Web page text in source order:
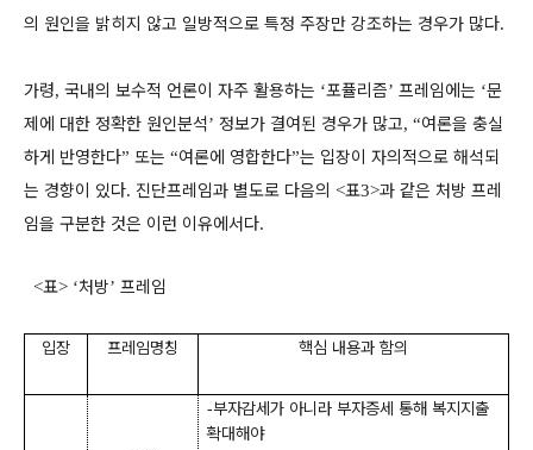
의 원인을 밝히지 않고 일방적으로 특정 주장만 강조하는 경우가 많다.
가령, 국내의 보수적 언론이 자주 활용하는 ‘포퓰리즘’ 프레임에는 ‘문
제에 대한 정확한 원인분석’ 정보가 결여된 경우가 많고, “여론을 충실
하게 반영한다” 또는 “여론에 영합한다”는 입장이 자의적으로 해석되
는 경향이 있다. 진단프레임과 별도로 다음의 <표3>과 같은 처방 프레
임을 구분한 것은 이런 이유에서다.
<표> ‘처방’ 프레임
입장 프레임명칭 핵심 내용과 함의
-부자감세가 아니라 부자증세 통해 복지지출
확대해야